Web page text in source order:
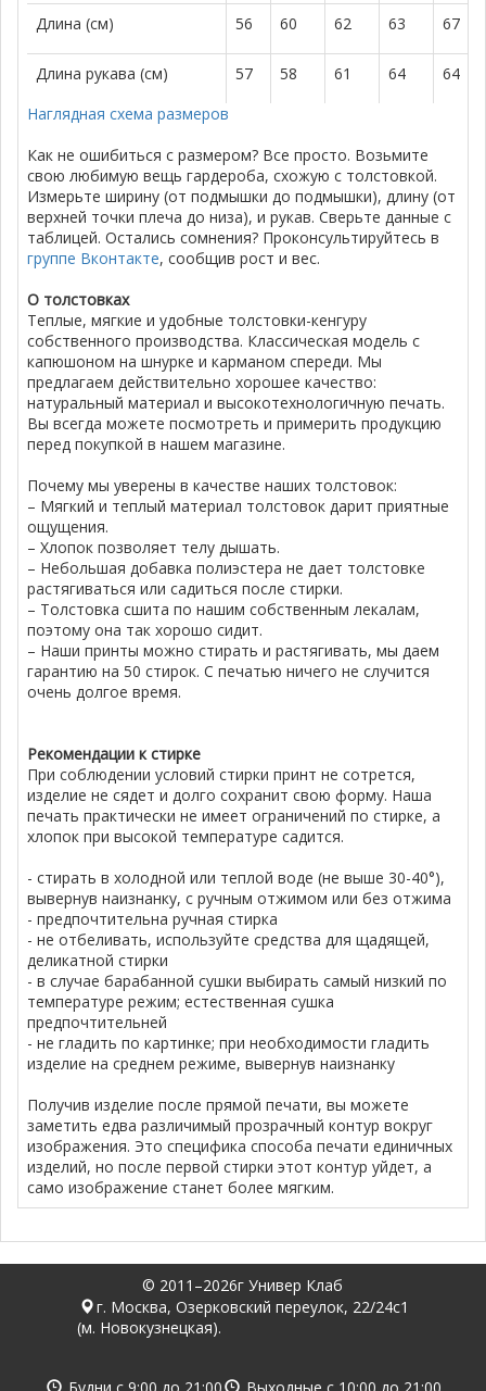
Длина (см) 56 60 62 63 67
Длина рукава (см) 57 58 61 64
64
Наглядная схема размеров
Как не ошибиться с размером? Все просто. Возьмите
свою любимую вещь гардероба, схожую с толстовкой.
Измерьте ширину (от подмышки до подмышки), длину (от
верхней точки плеча до низа), и рукав. Сверьте данные с
таблицей. Остались сомнения? Проконсультируйтесь в
группе Вконтакте, сообщив рост и вес.
О толстовках
Теплые, мягкие и удобные толстовки-кенгуру
собственного производства. Классическая модель с
капюшоном на шнурке и карманом спереди. Мы
предлагаем действительно хорошее качество:
натуральный материал и высокотехнологичную печать.
Вы всегда можете посмотреть и примерить продукцию
перед покупкой в нашем магазине.
Почему мы уверены в качестве наших толстовок:
– Мягкий и теплый материал толстовок дарит приятные
ощущения.
– Хлопок позволяет телу дышать.
– Небольшая добавка полиэстера не дает толстовке
растягиваться или садиться после стирки.
– Толстовка сшита по нашим собственным лекалам,
поэтому она так хорошо сидит.
– Наши принты можно стирать и растягивать, мы даем
гарантию на 50 стирок. С печатью ничего не случится
очень долгое время.
Рекомендации к стирке
При соблюдении условий стирки принт не сотрется,
изделие не сядет и долго сохранит свою форму. Наша
печать практически не имеет ограничений по стирке, а
хлопок при высокой температуре садится.
- стирать в холодной или теплой воде (не выше 30-40°),
вывернув наизнанку, с ручным отжимом или без отжима
- предпочтительна ручная стирка
- не отбеливать, используйте средства для щадящей,
деликатной стирки
- в случае барабанной сушки выбирать самый низкий по
температуре режим; естественная сушка
предпочтительней
- не гладить по картинке; при необходимости гладить
изделие на среднем режиме, вывернув наизнанку
Получив изделие после прямой печати, вы можете
заметить едва различимый прозрачный контур вокруг
изображения. Это специфика способа печати единичных
изделий, но после первой стирки этот контур уйдет, а
само изображение станет более мягким.
© 2011–2026г Универ Клаб
г. Москва, Озерковский переулок, 22/24с1
(м. Новокузнецкая).
Будни с 9:00 до 21:00 Выходные с 10:00 до 21:00